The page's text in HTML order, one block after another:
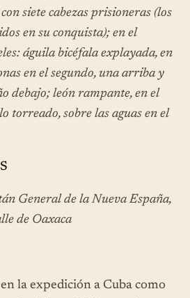
siete cabezas prisioneras (los
en su conquista); en el
águila bicéfala explayada, en
en el segundo, una arriba y
debajo; león rampante, en el
torreado, sobre las aguas en el
General de la Nueva España,
de Oaxaca
la expedición a Cuba como